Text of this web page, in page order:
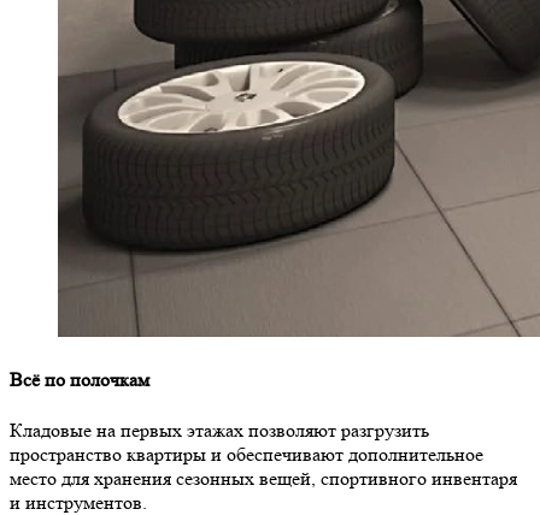
Всё по полочкам
Кладовые на первых этажах позволяют разгрузить
пространство квартиры и обеспечивают дополнительное
место для хранения сезонных вещей, спортивного инвентаря
и инструментов.